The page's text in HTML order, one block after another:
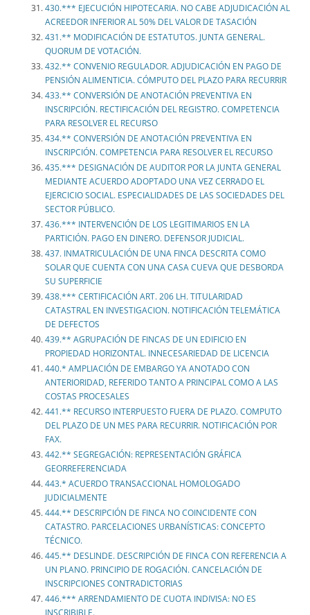
430.*** EJECUCIÓN HIPOTECARIA. NO CABE ADJUDICACIÓN AL
ACREEDOR INFERIOR AL 50% DEL VALOR DE TASACIÓN
431.** MODIFICACIÓN DE ESTATUTOS. JUNTA GENERAL.
QUORUM DE VOTACIÓN.
432.** CONVENIO REGULADOR. ADJUDICACIÓN EN PAGO DE
PENSIÓN ALIMENTICIA. CÓMPUTO DEL PLAZO PARA RECURRIR
433.** CONVERSIÓN DE ANOTACIÓN PREVENTIVA EN
INSCRIPCIÓN. RECTIFICACIÓN DEL REGISTRO. COMPETENCIA
PARA RESOLVER EL RECURSO
434.** CONVERSIÓN DE ANOTACIÓN PREVENTIVA EN
INSCRIPCIÓN. COMPETENCIA PARA RESOLVER EL RECURSO
435.*** DESIGNACIÓN DE AUDITOR POR LA JUNTA GENERAL
MEDIANTE ACUERDO ADOPTADO UNA VEZ CERRADO EL
EJERCICIO SOCIAL. ESPECIALIDADES DE LAS SOCIEDADES DEL
SECTOR PÚBLICO.
436.*** INTERVENCIÓN DE LOS LEGITIMARIOS EN LA
PARTICIÓN. PAGO EN DINERO. DEFENSOR JUDICIAL.
437. INMATRICULACIÓN DE UNA FINCA DESCRITA COMO
SOLAR QUE CUENTA CON UNA CASA CUEVA QUE DESBORDA
SU SUPERFICIE
438.*** CERTIFICACIÓN ART. 206 LH. TITULARIDAD
CATASTRAL EN INVESTIGACION. NOTIFICACIÓN TELEMÁTICA
DE DEFECTOS
439.** AGRUPACIÓN DE FINCAS DE UN EDIFICIO EN
PROPIEDAD HORIZONTAL. INNECESARIEDAD DE LICENCIA
440.* AMPLIACIÓN DE EMBARGO YA ANOTADO CON
ANTERIORIDAD, REFERIDO TANTO A PRINCIPAL COMO A LAS
COSTAS PROCESALES
441.** RECURSO INTERPUESTO FUERA DE PLAZO. COMPUTO
DEL PLAZO DE UN MES PARA RECURRIR. NOTIFICACIÓN POR
FAX.
442.** SEGREGACIÓN: REPRESENTACIÓN GRÁFICA
GEORREFERENCIADA
443.* ACUERDO TRANSACCIONAL HOMOLOGADO
JUDICIALMENTE
444.** DESCRIPCIÓN DE FINCA NO COINCIDENTE CON
CATASTRO. PARCELACIONES URBANÍSTICAS: CONCEPTO
TÉCNICO.
445.** DESLINDE. DESCRIPCIÓN DE FINCA CON REFERENCIA A
UN PLANO. PRINCIPIO DE ROGACIÓN. CANCELACIÓN DE
INSCRIPCIONES CONTRADICTORIAS
446.*** ARRENDAMIENTO DE CUOTA INDIVISA: NO ES